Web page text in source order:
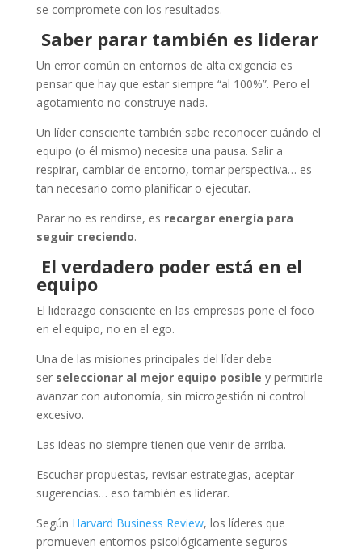
se compromete con los resultados.
Saber parar también es liderar
Un error común en entornos de alta exigencia es
pensar que hay que estar siempre “al 100%”. Pero el
agotamiento no construye nada.
Un líder consciente también sabe reconocer cuándo el
equipo (o él mismo) necesita una pausa. Salir a
respirar, cambiar de entorno, tomar perspectiva… es
tan necesario como planificar o ejecutar.
Parar no es rendirse, es recargar energía para
seguir creciendo.
El verdadero poder está en el
equipo
El liderazgo consciente en las empresas pone el foco
en el equipo, no en el ego.
Una de las misiones principales del líder debe
ser seleccionar al mejor equipo posible y permitirle
avanzar con autonomía, sin microgestión ni control
excesivo.
Las ideas no siempre tienen que venir de arriba.
Escuchar propuestas, revisar estrategias, aceptar
sugerencias… eso también es liderar.
Según Harvard Business Review, los líderes que
promueven entornos psicológicamente seguros